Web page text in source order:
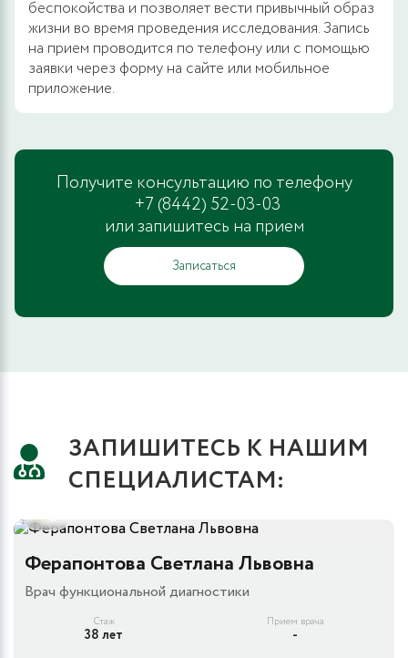
беспокойства и позволяет вести привычный образ
жизни во время проведения исследования. Запись
на прием проводится по телефону или с помощью
заявки через форму на сайте или мобильное
приложение.
Получите консультацию по телефону
+7 (8442) 52-03-03
или запишитесь на прием
Записаться
ЗАПИШИТЕСЬ К НАШИМ
СПЕЦИАЛИСТАМ:
5
Ферапонтова Светлана Львовна
Врач функциональной диагностики
Стаж
38 лет
Прием врача
-